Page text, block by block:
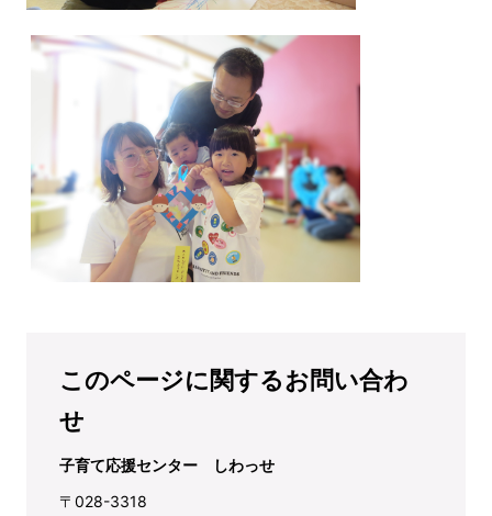
このページに関するお問い合わ
せ
子育て応援センター しわっせ
〒028-3318